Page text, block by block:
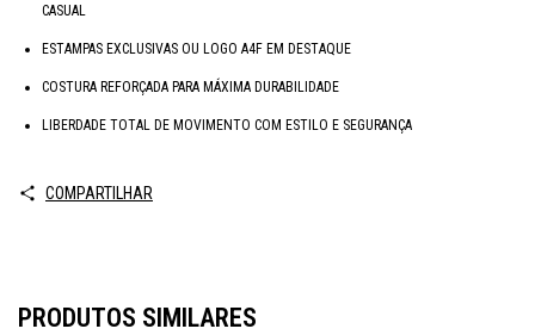
CASUAL
ESTAMPAS EXCLUSIVAS OU LOGO A4F EM DESTAQUE
COSTURA REFORÇADA PARA MÁXIMA DURABILIDADE
LIBERDADE TOTAL DE MOVIMENTO COM ESTILO E SEGURANÇA
COMPARTILHAR
PRODUTOS SIMILARES